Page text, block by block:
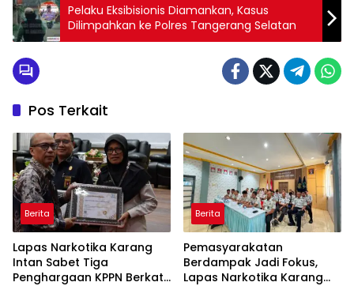
Pelaku Eksibisionis Diamankan, Kasus
Dilimpahkan ke Polres Tangerang Selatan
Pos Terkait
Berita
Lapas Narkotika Karang
Intan Sabet Tiga
Penghargaan KPPN Berkat
Berita
Pemasyarakatan
Berdampak Jadi Fokus,
Lapas Narkotika Karang